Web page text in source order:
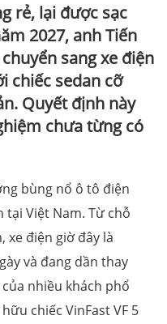
rẻ, lại được sạc
2027, anh Tiến
sang xe điện
chiếc sedan cỡ
Quyết định này
chưa từng có
bùng nổ ô tô điện
Việt Nam. Từ chỗ
xe điện giờ đây là
và đang dần thay
nhiều khách phổ
chiếc VinFast VF 5